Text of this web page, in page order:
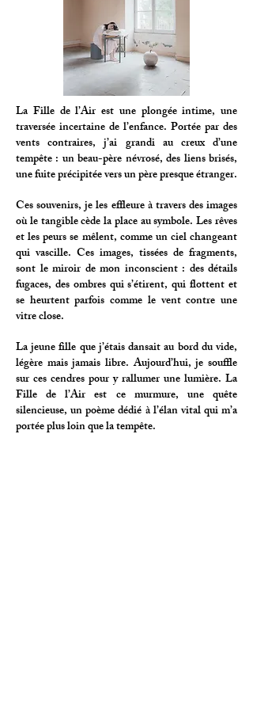
La Fille de l’Air est une plongée intime, une
traversée incertaine de l’enfance. Portée par des
vents contraires, j’ai grandi au creux d’une
tempête : un beau-père névrosé, des liens brisés,
une fuite précipitée vers un père presque étranger.
Ces souvenirs, je les effleure à travers des images
où le tangible cède la place au symbole. Les rêves
et les peurs se mêlent, comme un ciel changeant
qui vascille. Ces images, tissées de fragments,
sont le miroir de mon inconscient : des détails
fugaces, des ombres qui s’étirent, qui flottent et
se heurtent parfois comme le vent contre une
vitre close.
La jeune fille que j’étais dansait au bord du vide,
légère mais jamais libre. Aujourd’hui, je souffle
sur ces cendres pour y rallumer une lumière. La
Fille de l’Air est ce murmure, une quête
silencieuse, un poème dédié à l’élan vital qui m’a
portée plus loin que la tempête.